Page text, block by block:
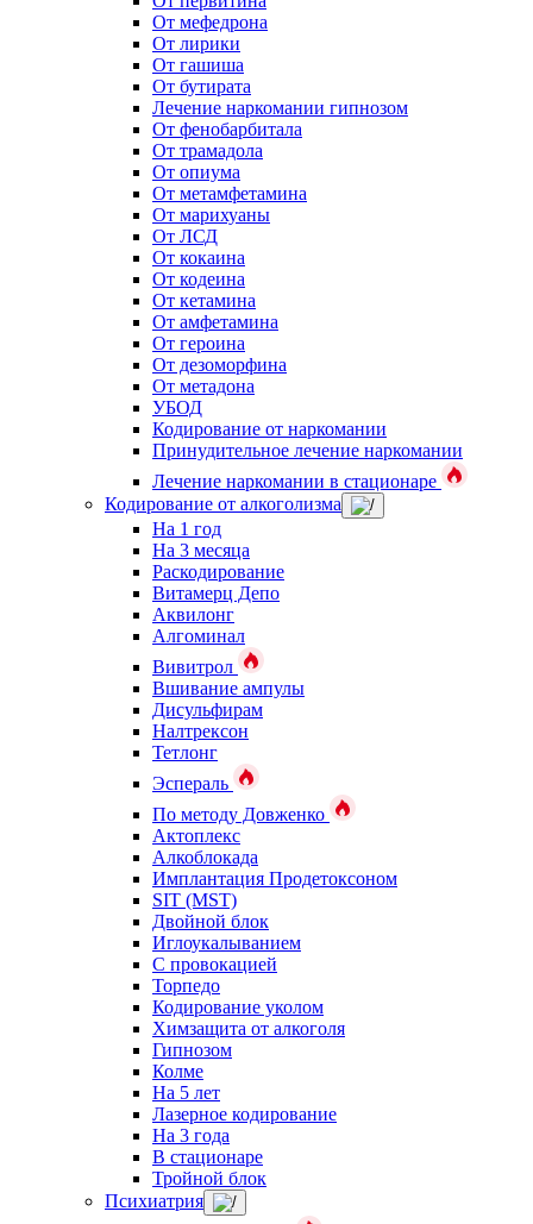
От мефедрона
От лирики
От гашиша
От бутирата
Лечение наркомании гипнозом
От фенобарбитала
От трамадола
От опиума
От метамфетамина
От марихуаны
От ЛСД
От кокаина
От кодеина
От кетамина
От амфетамина
От героина
От дезоморфина
От метадона
УБОД
Кодирование от наркомании
Принудительное лечение наркомании
Лечение наркомании в стационаре
Кодирование от алкоголизма
На 1 год
На 3 месяца
Раскодирование
Витамерц Депо
Аквилонг
Алгоминал
Вивитрол
Вшивание ампулы
Дисульфирам
Налтрексон
Тетлонг
Эспераль
По методу Довженко
Актоплекс
Алкоблокада
Имплантация Продетоксоном
SIT (MST)
Двойной блок
Иглоукалыванием
С провокацией
Торпедо
Кодирование уколом
Химзащита от алкоголя
Гипнозом
Колме
На 5 лет
Лазерное кодирование
На 3 года
В стационаре
Тройной блок
Психиатрия